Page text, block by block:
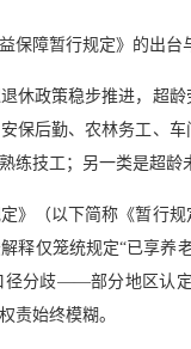
保障暂行规定》的出台
休政策稳步推进，超
保后勤、农林务工、
练技工；另一类是超
》（以下简称《暂行
释仅笼统规定“已享
径分歧——部分地区认
责始终模糊。